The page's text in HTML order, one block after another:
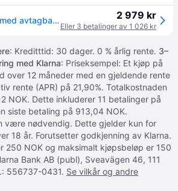
vidaXL bassengtelt med avtagbare flue og nettingvegger grå 2 979 kr
Eller 3 betalinger av 1 026 kr
: Kreditttid: 30 dager. 0 % årlig rente. 3–
med Klarna: Priseksempel: Et kjøp på
over 12 måneder med en gjeldende rente
rente (APR) på 21,90%. Totalkostnaden
NOK. Dette inkluderer 11 betalinger på
siste betaling på 913,04 NOK.
være nødvendig. Dette gjelder kun for
18 år. Forutsetter godkjenning av Klarna.
250 NOK og maksimalt kjøpsbeløp er 150
Bank AB (publ), Sveavägen 46, 111
556737-0431. Se vilkår og andre